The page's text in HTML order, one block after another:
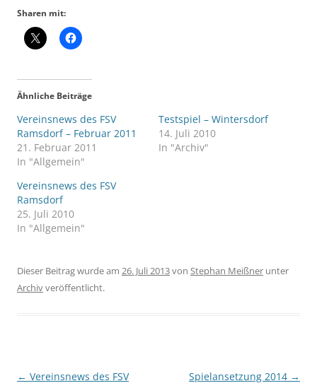
Sharen mit:
Ähnliche Beiträge
Vereinsnews des FSV
Ramsdorf – Februar 2011
21. Februar 2011
In "Allgemein"
Testspiel – Wintersdorf
14. Juli 2010
In "Archiv"
Vereinsnews des FSV
Ramsdorf
25. Juli 2010
In "Allgemein"
Dieser Beitrag wurde am 26. Juli 2013von Stephan Meißner unter
Archivveröffentlicht.
Beitragsnavigation
← Vereinsnews des FSV
Spielansetzung 2014 →